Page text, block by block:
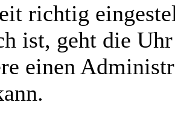
richtig
ist, geht die
einen